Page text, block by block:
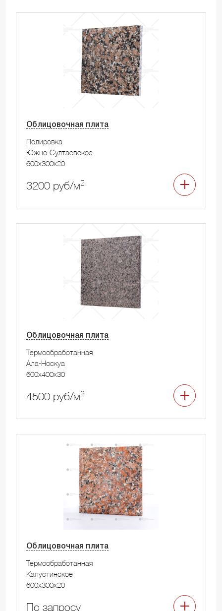
Облицовочная плита
Полировка
Южно-Султаевское
600x300x20
3200 руб/м2
Облицовочная плита
Термообработанная
Ала-Носкуа
600x400x30
4500 руб/м2
Облицовочная плита
Термообработанная
Капустинское
600x300x20
По запросу